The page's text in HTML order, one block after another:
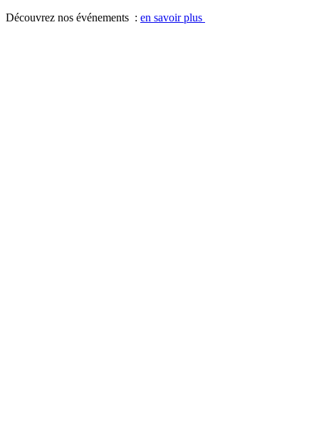
Découvrez nos événements : en savoir plus